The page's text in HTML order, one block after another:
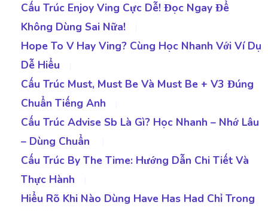
Cấu Trúc Enjoy Ving Cực Dễ! Đọc Ngay Để
Không Dùng Sai Nữa!
Hope To V Hay Ving? Cùng Học Nhanh Với Ví Dụ
Dễ Hiểu
Cấu Trúc Must, Must Be Và Must Be + V3 Đúng
Chuẩn Tiếng Anh
Cấu Trúc Advise Sb Là Gì? Học Nhanh – Nhớ Lâu
– Dùng Chuẩn
Cấu Trúc By The Time: Hướng Dẫn Chi Tiết Và
Thực Hành
Hiểu Rõ Khi Nào Dùng Have Has Had Chỉ Trong